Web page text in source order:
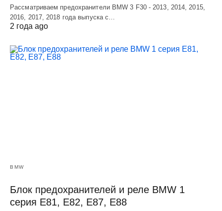
Рассматриваем предохранители BMW 3 F30 - 2013, 2014, 2015,
2016, 2017, 2018 года выпуска с…
2 года ago
BMW
Блок предохранителей и реле BMW 1
серия E81, E82, E87, E88